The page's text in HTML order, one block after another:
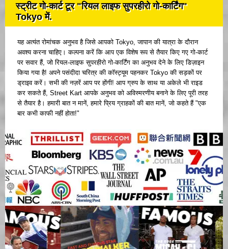
स्ट्रीट गो-कार्ट टूर "रियल लाइफ सुपरहीरो गो-कार्टिंग"
Tokyo में.
यह अत्यंत रोमांचक अनुभव है जिसे आपको Tokyo, जापान की यात्रा के दौरान
अवश्य करना चाहिए। कल्पना करें कि आप एक विशेष रूप से तैयार किए गए गो-कार्ट
पर सवार हैं, जो रियल-लाइफ सुपरहीरो गो-कार्टिंग का अनुभव देने के लिए डिज़ाइन
किया गया है! अपने पसंदीदा चरित्र की कॉस्ट्यूम पहनकर Tokyo की सड़कों पर
ड्राइव करें। सभी की नज़रें आप पर होंगी! आप ग्रुप के साथ या अकेले भी राइड
कर सकते हैं, Street Kart आपके अनुभव को अविस्मरणीय बनाने के लिए पूरी तरह
से तैयार है। हमारी बात न मानें, हमारे प्रिय ग्राहकों की बात मानें, जो कहते हैं "एक
बार कभी काफी नहीं होता!"